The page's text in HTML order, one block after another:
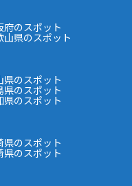
府のスポット
山県のスポット
県のスポット
県のスポット
県のスポット
県のスポット
県のスポット